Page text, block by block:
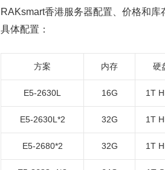
RAKsmart香港服务器配置、价格和
具体配置：
方案 内存 硬
E5-2630L 16G 1T
E5-2630L*2 32G 1T
E5-2680*2 32G 1T